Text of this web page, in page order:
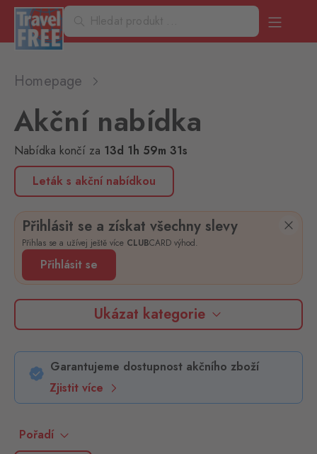
Homepage
Akční nabídka
Nabídka končí za 13d 1h 59m 31s
Leták s akční nabídkou
Přihlásit se a získat všechny slevy
Přihlas se a užívej ještě více CLUBCARD výhod.
Přihlásit se
Ukázat kategorie
Garantujeme dostupnost akčního zboží
Zjistit více
Pořadí